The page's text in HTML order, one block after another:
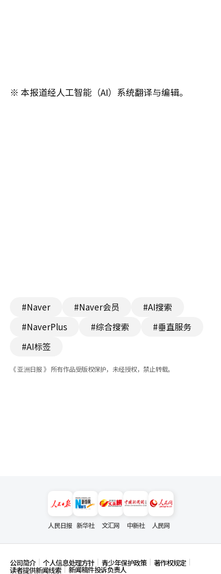
※ 本报道经人工智能（AI）系统翻译与编辑。
#Naver #Naver会员
#AI搜索
#NaverPlus
#综合搜索
#垂直服务
#AI标签
《 亚洲日报 》 所有作品受版权保护，未经授权，禁止转载。
人民日报 新华社 文汇网 中新社 人民网
公司简介 个人信息处理方针 青少年保护政策 著作权规定
读者提供新闻线索
新闻稿件投诉负责人